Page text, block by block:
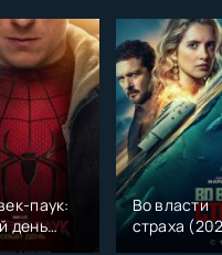
паук:
день
Во власти
страха